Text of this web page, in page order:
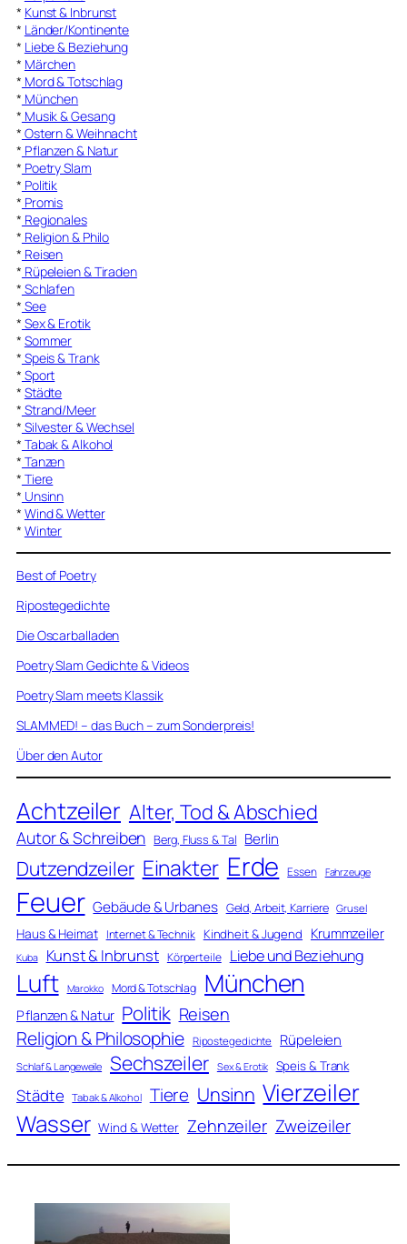
* Kunst & Inbrunst
* Länder/Kontinente
* Liebe & Beziehung
* Märchen
* Mord & Totschlag
* München
* Musik & Gesang
* Ostern & Weihnacht
* Pflanzen & Natur
* Poetry Slam
* Politik
* Promis
* Regionales
* Religion & Philo
* Reisen
* Rüpeleien & Tiraden
* Schlafen
* See
* Sex & Erotik
* Sommer
* Speis & Trank
* Sport
* Städte
* Strand/Meer
* Silvester & Wechsel
* Tabak & Alkohol
* Tanzen
* Tiere
* Unsinn
* Wind & Wetter
* Winter
Best of Poetry
Ripostegedichte
Die Oscarballaden
Poetry Slam Gedichte & Videos
Poetry Slam meets Klassik
SLAMMED! – das Buch – zum Sonderpreis!
Über den Autor
Achtzeiler Alter, Tod & Abschied
Autor & Schreiben Berg, Fluss & Tal Berlin
Dutzendzeiler Einakter Erde Essen Fahrzeuge
Feuer Gebäude & Urbanes Geld, Arbeit, Karriere Grusel
Haus & Heimat Internet & Technik Kindheit & Jugend Krummzeiler
Kuba Kunst & Inbrunst Körperteile Liebe und Beziehung
Luft Marokko Mord & Totschlag München
Pflanzen & Natur Politik Reisen
Religion & Philosophie Ripostegedichte Rüpeleien
Schlaf & Langeweile Sechszeiler Sex & Erotik Speis & Trank
Städte Tabak & Alkohol Tiere Unsinn Vierzeiler
Wasser Wind & Wetter Zehnzeiler Zweizeiler